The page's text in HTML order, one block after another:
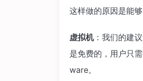
这样做的原因是能
虚拟机：我们的建
是免费的，用户只
ware。